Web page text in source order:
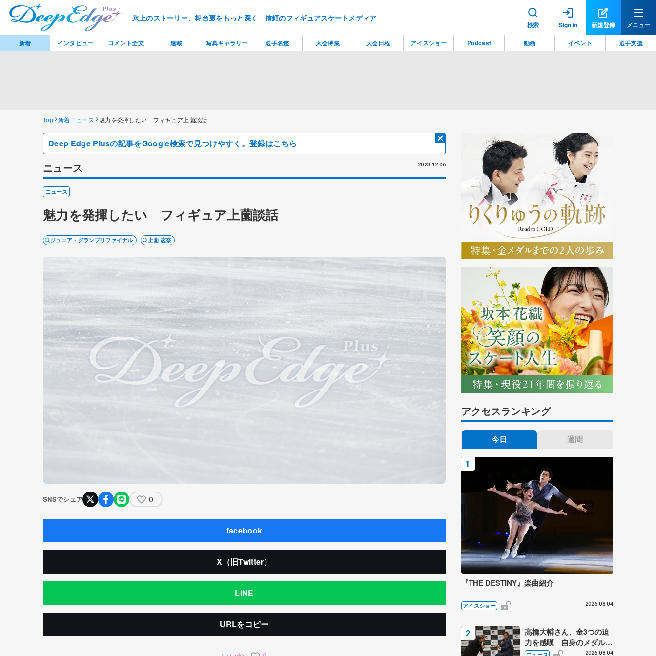
氷上のストーリー、舞台裏をもっと深く 信頼のフィギュアスケートメディア
検索 Sign in 新規登録 メニュー
Top 新着ニュース 魅力を発揮したい フィギュア上薗談話
Deep Edge Plusの記事をGoogle検索で見つけやすく。登録はこちら
ニュース 2023.12.06
ニュース
魅力を発揮したい フィギュア上薗談話
ジュニア・グランプリファイナル 上薗 恋奈
SNSでシェア 0
facebook
X（旧Twitter）
LINE
URLをコピー
アクセスランキング
今日 週間
『THE DESTINY』楽曲紹介
アイスショー 2026.08.04
高橋大輔さん、金3つの迫
力を感嘆 自身のメダルは
「どちらに？」 〝リス兄
ニュース 2026.08.04
新着 インタビュー コメント全文 連載 写真ギャラリー 選手名鑑 大会特集 大会日程 アイスショー Podcast 動画 イベント 選手支援